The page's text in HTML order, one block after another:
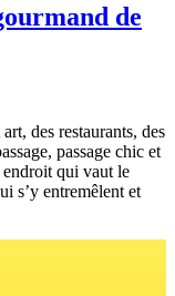
de
des restaurants, des
passage chic et
endroit qui vaut le
s’y entremêlent et